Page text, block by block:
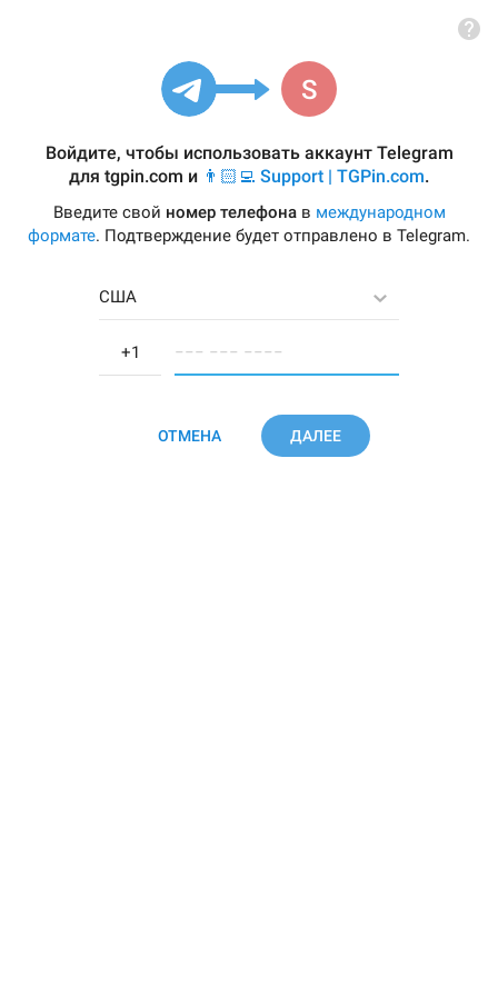
Войдите, чтобы использовать аккаунт Telegram
для tgpin.com и 👨🏻‍💻 Support | TGPin.com.
Введите свой номер телефонав международном
формате. Подтверждение будет отправлено в Telegram.
США
−−− −−− −−−−
ОТМЕНА ДАЛЕЕ